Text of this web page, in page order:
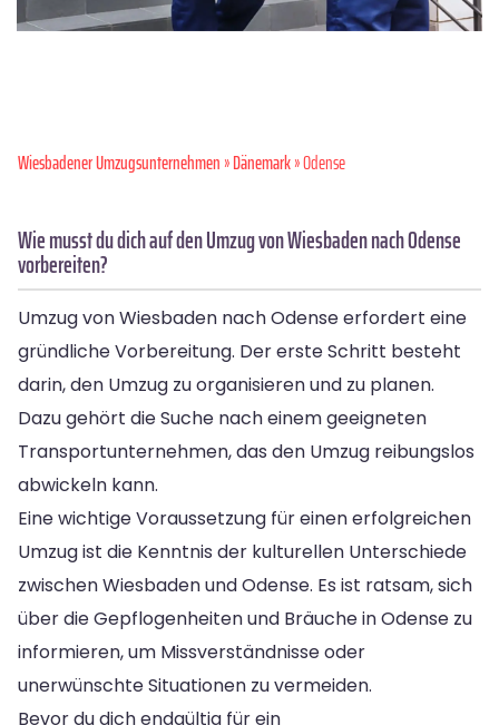
Wiesbadener Umzugsunternehmen»Dänemark» Odense
Wie musst du dich auf den Umzug von Wiesbaden nach Odense
vorbereiten?
Umzug von Wiesbaden nach Odense erfordert eine
gründliche Vorbereitung. Der erste Schritt besteht
darin, den Umzug zu organisieren und zu planen.
Dazu gehört die Suche nach einem geeigneten
Transportunternehmen, das den Umzug reibungslos
abwickeln kann.
Eine wichtige Voraussetzung für einen erfolgreichen
Umzug ist die Kenntnis der kulturellen Unterschiede
zwischen Wiesbaden und Odense. Es ist ratsam, sich
über die Gepflogenheiten und Bräuche in Odense zu
informieren, um Missverständnisse oder
unerwünschte Situationen zu vermeiden.
Bevor du dich endgültig für ein